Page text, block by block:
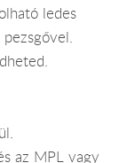
ledes
az MPL vagy